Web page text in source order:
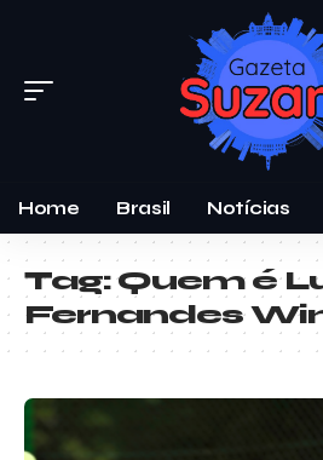
Home Brasil Notícias
Tag:Quem é
Fernandes